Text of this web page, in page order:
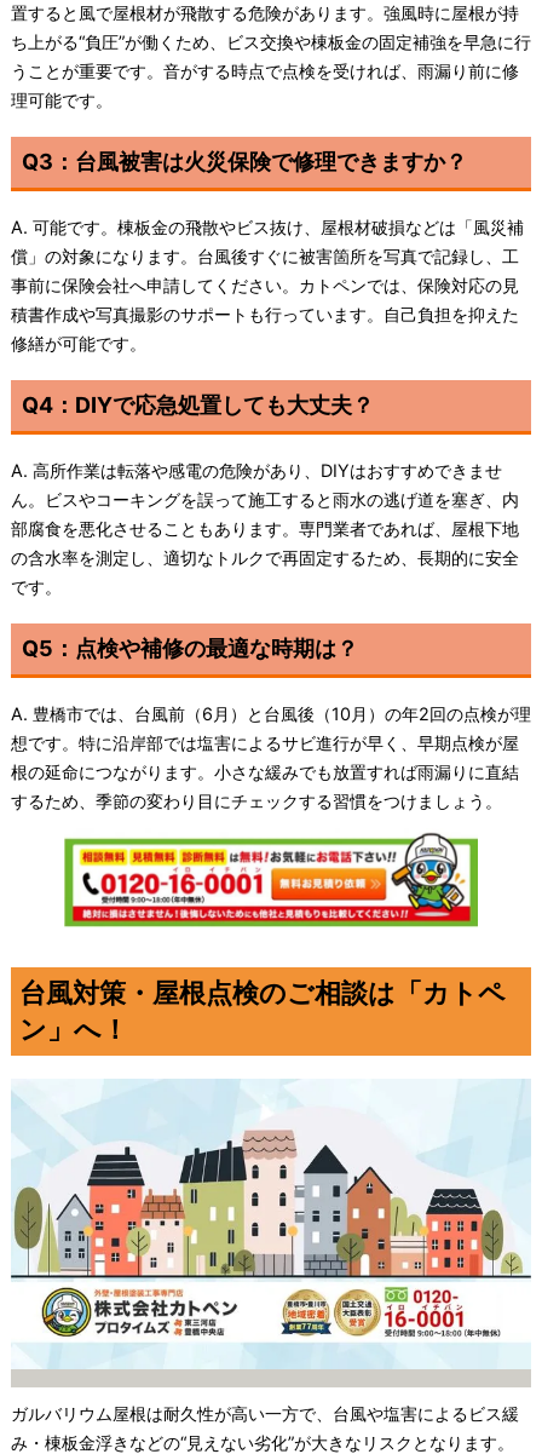
置すると風で屋根材が飛散する危険があります。強風時に屋根が持
ち上がる“負圧”が働くため、ビス交換や棟板金の固定補強を早急に行
うことが重要です。音がする時点で点検を受ければ、雨漏り前に修
理可能です。
Q3：台風被害は火災保険で修理できますか？
A. 可能です。棟板金の飛散やビス抜け、屋根材破損などは「風災補
償」の対象になります。台風後すぐに被害箇所を写真で記録し、工
事前に保険会社へ申請してください。カトペンでは、保険対応の見
積書作成や写真撮影のサポートも行っています。自己負担を抑えた
修繕が可能です。
Q4：DIYで応急処置しても大丈夫？
A. 高所作業は転落や感電の危険があり、DIYはおすすめできませ
ん。ビスやコーキングを誤って施工すると雨水の逃げ道を塞ぎ、内
部腐食を悪化させることもあります。専門業者であれば、屋根下地
の含水率を測定し、適切なトルクで再固定するため、長期的に安全
です。
Q5：点検や補修の最適な時期は？
A. 豊橋市では、台風前（6月）と台風後（10月）の年2回の点検が理
想です。特に沿岸部では塩害によるサビ進行が早く、早期点検が屋
根の延命につながります。小さな緩みでも放置すれば雨漏りに直結
するため、季節の変わり目にチェックする習慣をつけましょう。
台風対策・屋根点検のご相談は「カトペ
ン」へ！
ガルバリウム屋根は耐久性が高い一方で、台風や塩害によるビス緩
み・棟板金浮きなどの“見えない劣化”が大きなリスクとなります。